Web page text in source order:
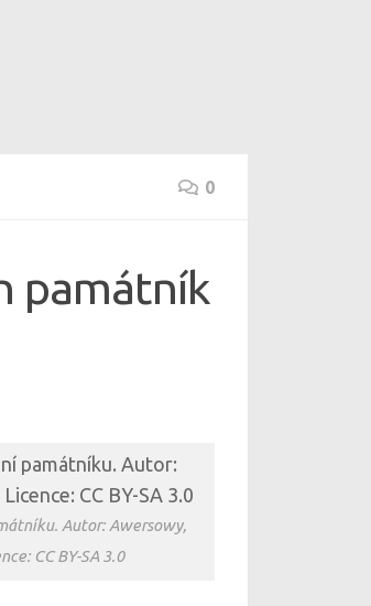
0
památník
Autor: Awersowy,
CC BY-SA 3.0